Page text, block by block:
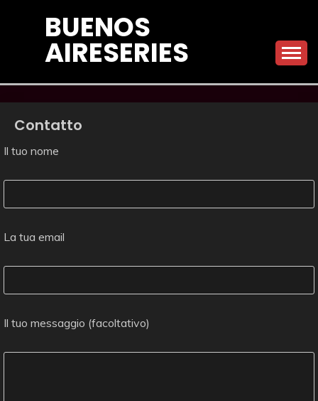
BUENOS
AIRESERIES
Contatto
Il tuo nome
La tua email
Il tuo messaggio (facoltativo)